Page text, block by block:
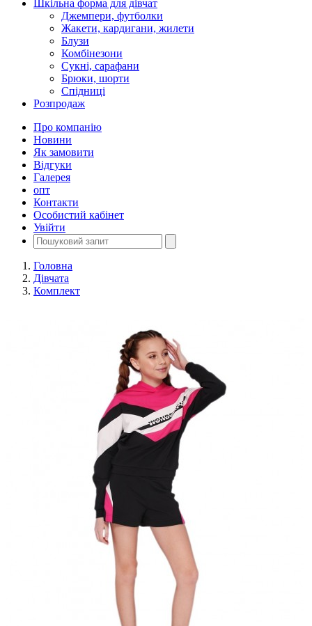
Шкільна форма для дівчат
Джемпери, футболки
Жакети, кардигани, жилети
Блузи
Комбінезони
Сукні, сарафани
Брюки, шорти
Спідниці
Розпродаж
Про компанію
Новини
Як замовити
Відгуки
Галерея
опт
Контакти
Особистий кабінет
Увійти
Головна
Дівчата
Комплект